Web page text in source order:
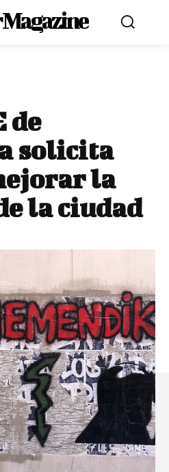
Magazine
de
solicita
la
la ciudad